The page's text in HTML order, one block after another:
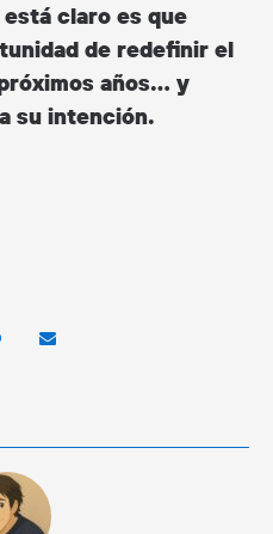
está claro es que
de redefinir el
años… y
su intención.